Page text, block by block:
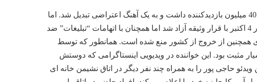
این آهنگ که او در حساب کاربری خود در اینستاگرام منتشر کرد، در 48 ساعت اول انتشار، 40 میلیون بازدیدکننده داشت و به یک آهنگ اعتراضی تبدیل شد. اما
این امر همچنین منجر به دستگیری وی توسط نیروهای امنیتی ایران در 29 سپتامبر شد. او در 4 اکتبر با قرار وثیقه آزاد شد اما همچنان با اتهامات “تبلیغات” ضد
همچنین از خروج از کشور منع شده است. همانطور که توسط
بود. این خواننده در ویدیویی اینستاگرامی که دوستش
حاجی پور را به همراه چند نفر دیگر در اتاق نشیمن خانه ای